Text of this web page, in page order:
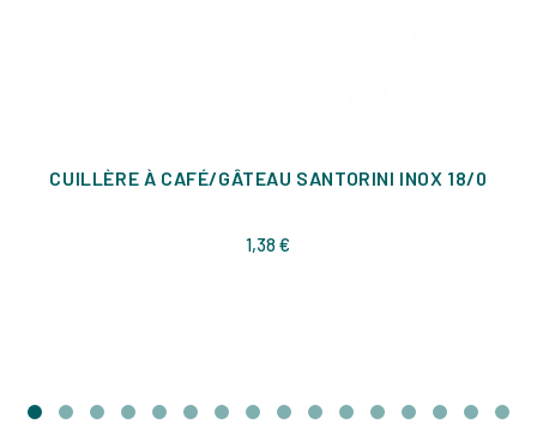
CUILLÈRE À CAFÉ/GÂTEAU SANTORINI INOX 18/0
1,38 €